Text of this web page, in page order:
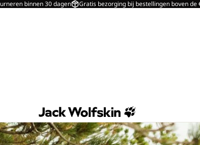
binnen 30 dagen Gratis bezorging bij bestellingen boven de